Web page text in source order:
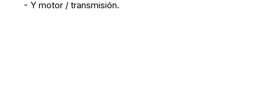
- Y motor / transmisión.